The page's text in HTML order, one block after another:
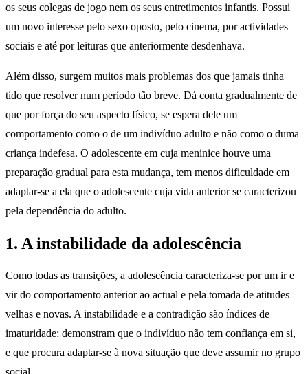
os seus colegas de jogo nem os seus entretimentos infantis. Possui
um novo interesse pelo sexo oposto, pelo cinema, por actividades
sociais e até por leituras que anteriormente desdenhava.
Além disso, surgem muitos mais problemas dos que jamais tinha
tido que resolver num período tão breve. Dá conta gradualmente de
que por força do seu aspecto físico, se espera dele um
comportamento como o de um indivíduo adulto e não como o duma
criança indefesa. O adolescente em cuja meninice houve uma
preparação gradual para esta mudança, tem menos dificuldade em
adaptar-se a ela que o adolescente cuja vida anterior se caracterizou
pela dependência do adulto.
1. A instabilidade da adolescência
Como todas as transições, a adolescência caracteriza-se por um ir e
vir do comportamento anterior ao actual e pela tomada de atitudes
velhas e novas. A instabilidade e a contradição são índices de
imaturidade; demonstram que o indivíduo não tem confiança em si,
e que procura adaptar-se à nova situação que deve assumir no grupo